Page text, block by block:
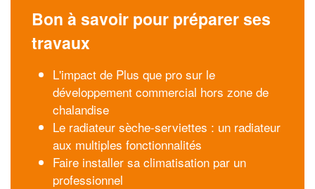
Bon à savoir pour préparer ses
travaux
L'impact de Plus que pro sur le
développement commercial hors zone de
chalandise
Le radiateur sèche-serviettes : un radiateur
aux multiples fonctionnalités
Faire installer sa climatisation par un
professionnel